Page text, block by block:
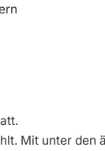
Mit unter den